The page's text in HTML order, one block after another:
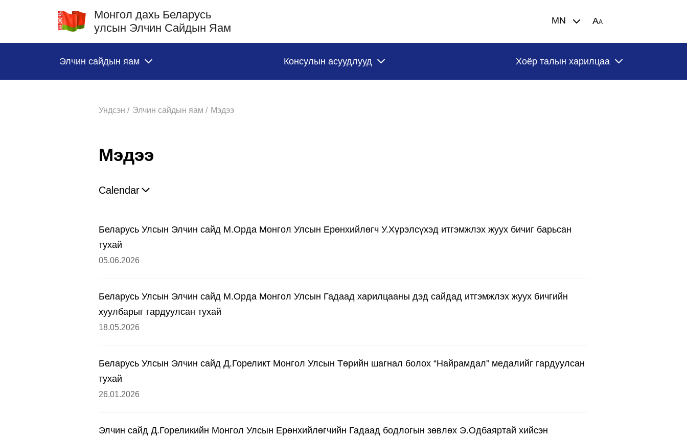
Монгол дахь Беларусь
улсын Элчин Сайдын Яам
MN AA
Элчин сайдын яам Консулын асуудлууд Хоёр талын харилцаа
Ундсэн / Элчин сайдын яам / Мэдээ
Мэдээ
Calendar
Беларусь Улсын Элчин сайд М.Орда Монгол Улсын Ерөнхийлөгч У.Хүрэлсүхэд итгэмжлэх жуух бичиг барьсан
тухай
05.06.2026
Беларусь Улсын Элчин сайд М.Орда Монгол Улсын Гадаад харилцааны дэд сайдад итгэмжлэх жуух бичгийн
хуулбарыг гардуулсан тухай
18.05.2026
Беларусь Улсын Элчин сайд Д.Гореликт Монгол Улсын Төрийн шагнал болох “Найрамдал” медалийг гардуулсан
тухай
26.01.2026
Элчин сайд Д.Гореликийн Монгол Улсын Ерөнхийлөгчийн Гадаад бодлогын зөвлөх Э.Одбаяртай хийсэн